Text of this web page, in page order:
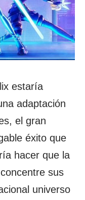
estaría
adaptación
el gran
éxito que
hacer que la
sus
universo